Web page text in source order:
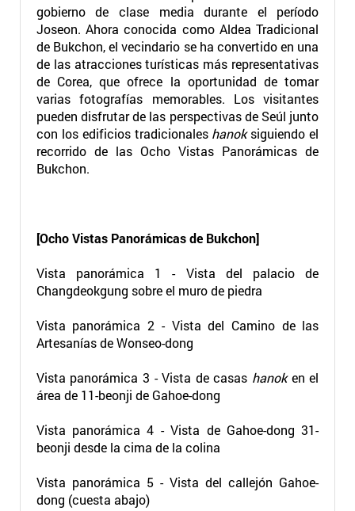
gobierno de clase media durante el período
Joseon. Ahora conocida como Aldea Tradicional
de Bukchon, el vecindario se ha convertido en una
de las atracciones turísticas más representativas
de Corea, que ofrece la oportunidad de tomar
varias fotografías memorables. Los visitantes
pueden disfrutar de las perspectivas de Seúl junto
con los edificios tradicionales hanoksiguiendo el
recorrido de las Ocho Vistas Panorámicas de
Bukchon.
[Ocho Vistas Panorámicas de Bukchon]
Vista panorámica 1 - Vista del palacio de
Changdeokgung sobre el muro de piedra
Vista panorámica 2 - Vista del Camino de las
Artesanías de Wonseo-dong
Vista panorámica 3 - Vista de casas hanoken el
área de 11-beonji de Gahoe-dong
Vista panorámica 4 - Vista de Gahoe-dong 31-
beonji desde la cima de la colina
Vista panorámica 5 - Vista del callejón Gahoe-
dong (cuesta abajo)